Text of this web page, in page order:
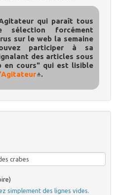
qui paraît tous
forcément
sur le web la semaine
participer à sa
des articles sous
en cours" qui est lisible
.
simplement des lignes vides.